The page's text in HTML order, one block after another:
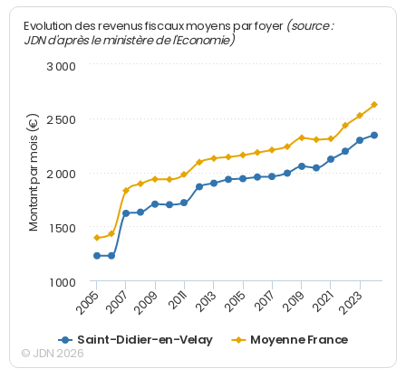
Montant par mois (€)
Evolution des revenus fiscaux moyens par foyer (source :
JDN d'après le ministère de l'Economie)
Saint-Didier-en-Velay Moyenne France
2005 2007 2009 2011 2013 2015 2017 2019 2021 2023
1 000
1 500
2 000
2 500
3 000
© JDN 2026